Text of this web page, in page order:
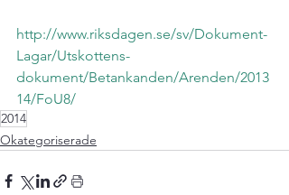
http://www.riksdagen.se/sv/Dokument-
Lagar/Utskottens-
dokument/Betankanden/Arenden/2013
14/FoU8/
2014
Okategoriserade